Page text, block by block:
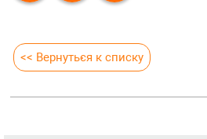
<< Вернуться к списку